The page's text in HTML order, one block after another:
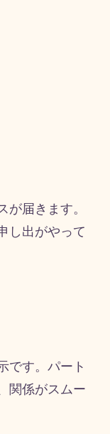
が届きます。
し出がやって
です。パート
関係がスムー